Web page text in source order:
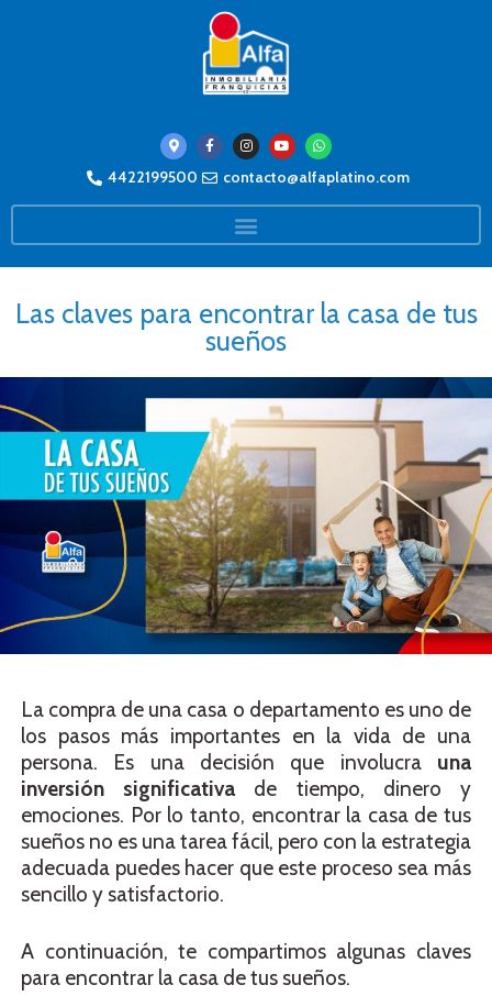
4422199500 contacto@alfaplatino.com
Las claves para encontrar la casa de tus
sueños
La compra de una casa o departamento es uno de
los pasos más importantes en la vida de una
persona. Es una decisión que involucra una
inversión significativa de tiempo, dinero y
emociones. Por lo tanto, encontrar la casa de tus
sueños no es una tarea fácil, pero con la estrategia
adecuada puedes hacer que este proceso sea más
sencillo y satisfactorio.
A continuación, te compartimos algunas claves
para encontrar la casa de tus sueños.